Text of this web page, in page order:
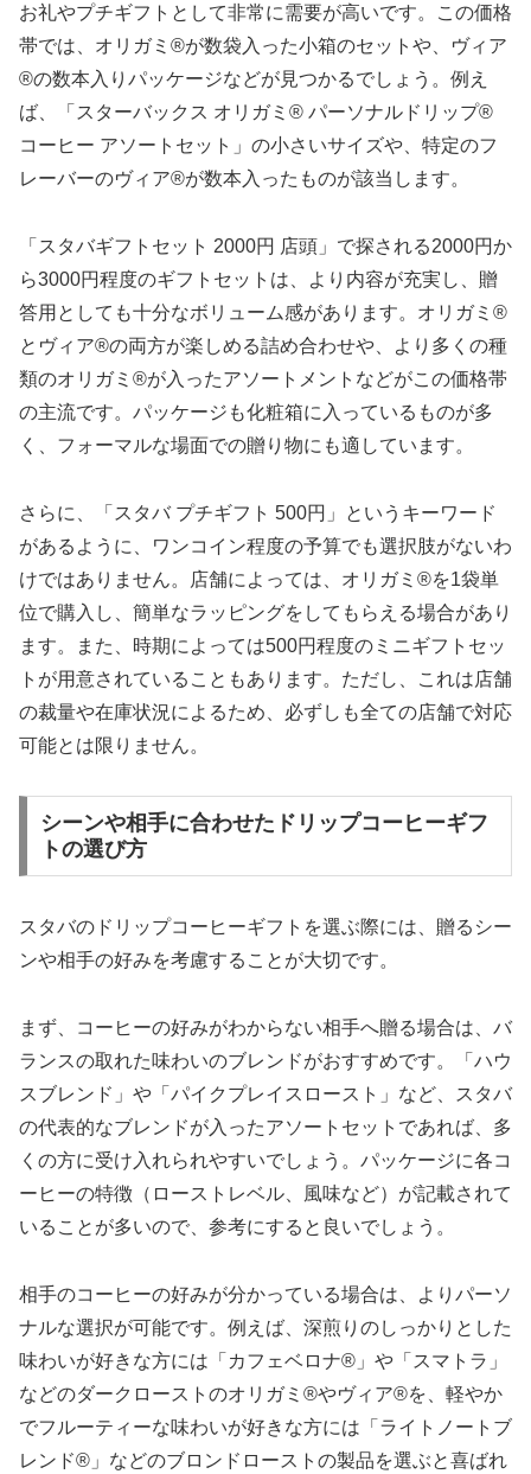
お礼やプチギフトとして非常に需要が高いです。この価格
帯では、オリガミ®が数袋入った小箱のセットや、ヴィア
®の数本入りパッケージなどが見つかるでしょう。例え
ば、「スターバックス オリガミ® パーソナルドリップ®
コーヒー アソートセット」の小さいサイズや、特定のフ
レーバーのヴィア®が数本入ったものが該当します。
「スタバギフトセット 2000円 店頭」で探される2000円か
ら3000円程度のギフトセットは、より内容が充実し、贈
答用としても十分なボリューム感があります。オリガミ®
とヴィア®の両方が楽しめる詰め合わせや、より多くの種
類のオリガミ®が入ったアソートメントなどがこの価格帯
の主流です。パッケージも化粧箱に入っているものが多
く、フォーマルな場面での贈り物にも適しています。
さらに、「スタバ プチギフト 500円」というキーワード
があるように、ワンコイン程度の予算でも選択肢がないわ
けではありません。店舗によっては、オリガミ®を1袋単
位で購入し、簡単なラッピングをしてもらえる場合があり
ます。また、時期によっては500円程度のミニギフトセッ
トが用意されていることもあります。ただし、これは店舗
の裁量や在庫状況によるため、必ずしも全ての店舗で対応
可能とは限りません。
シーンや相手に合わせたドリップコーヒーギフ
トの選び方
スタバのドリップコーヒーギフトを選ぶ際には、贈るシー
ンや相手の好みを考慮することが大切です。
まず、コーヒーの好みがわからない相手へ贈る場合は、バ
ランスの取れた味わいのブレンドがおすすめです。「ハウ
スブレンド」や「パイクプレイスロースト」など、スタバ
の代表的なブレンドが入ったアソートセットであれば、多
くの方に受け入れられやすいでしょう。パッケージに各コ
ーヒーの特徴（ローストレベル、風味など）が記載されて
いることが多いので、参考にすると良いでしょう。
相手のコーヒーの好みが分かっている場合は、よりパーソ
ナルな選択が可能です。例えば、深煎りのしっかりとした
味わいが好きな方には「カフェベロナ®」や「スマトラ」
などのダークローストのオリガミ®やヴィア®を、軽やか
でフルーティーな味わいが好きな方には「ライトノートブ
レンド®」などのブロンドローストの製品を選ぶと喜ばれ